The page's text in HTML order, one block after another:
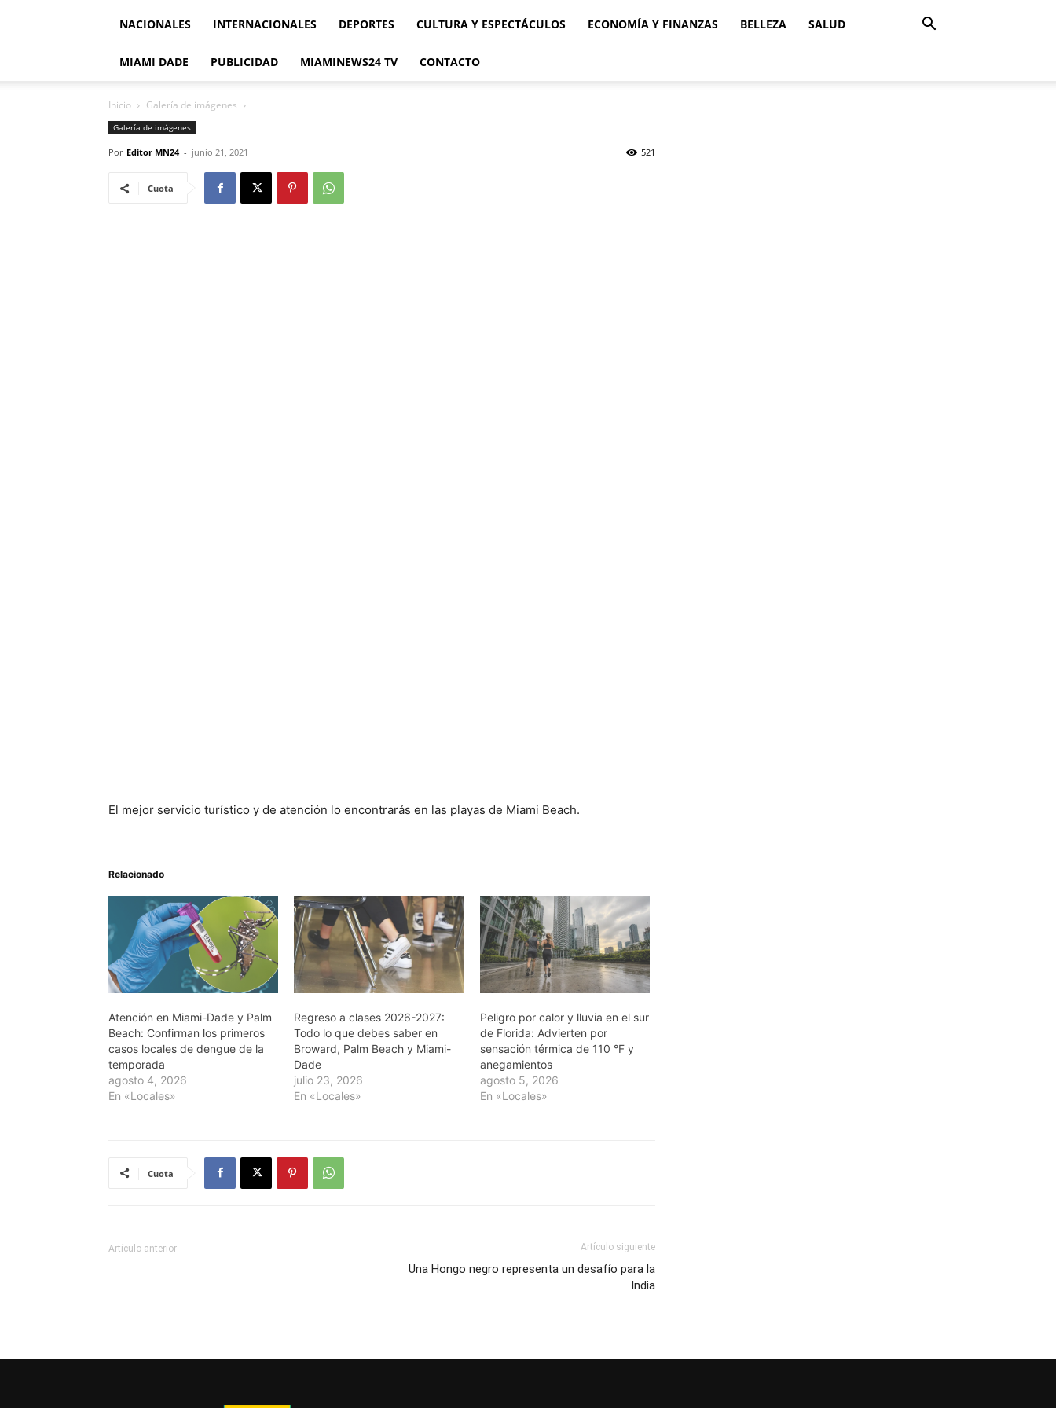
NACIONALES INTERNACIONALES DEPORTES CULTURA Y ESPECTÁCULOS ECONOMÍA Y FINANZAS BELLEZA SALUD
MIAMI DADE PUBLICIDAD MIAMINEWS24 TV CONTACTO
Inicio Galería de imágenes
Galería de imágenes
Por Editor MN24 - junio 21, 2021 521
Cuota
El mejor servicio turístico y de atención lo encontrarás en las playas de Miami Beach.
Relacionado
Atención en Miami-Dade y Palm
Beach: Confirman los primeros
casos locales de dengue de la
temporada
agosto 4, 2026
En «Locales»
Regreso a clases 2026-2027:
Todo lo que debes saber en
Broward, Palm Beach y Miami-
Dade
julio 23, 2026
En «Locales»
Peligro por calor y lluvia en el sur
de Florida: Advierten por
sensación térmica de 110 °F y
anegamientos
agosto 5, 2026
En «Locales»
Cuota
Artículo anterior Artículo siguiente
Una Hongo negro representa un desafío para la
India